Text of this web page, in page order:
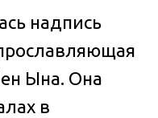
надпись
Ына. Она
в